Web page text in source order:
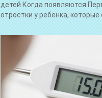
детей Когда появляются
отростки у ребенка, которые